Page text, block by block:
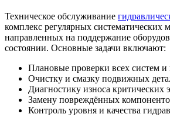
Техническое обслуживание
комплекс регулярных систематических
направленных на поддержание
состоянии. Основные задачи включают:
Плановые проверки всех систем и
Очистку и смазку подвижных
Диагностику износа критических
Замену повреждённых
Контроль уровня и качества